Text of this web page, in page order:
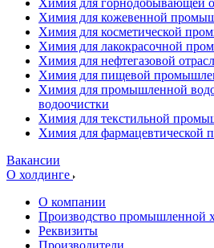
Химия для горнодобывающей
Химия для кожевенной
Химия для косметической
Химия для лакокрасочной
Химия для нефтегазовой
Химия для пищевой
Химия для промышленной
водоочистки
Химия для текстильной
Химия для фармацевтической
Вакансии
О холдинге
О компании
Производство промышленной
Реквизиты
Производители